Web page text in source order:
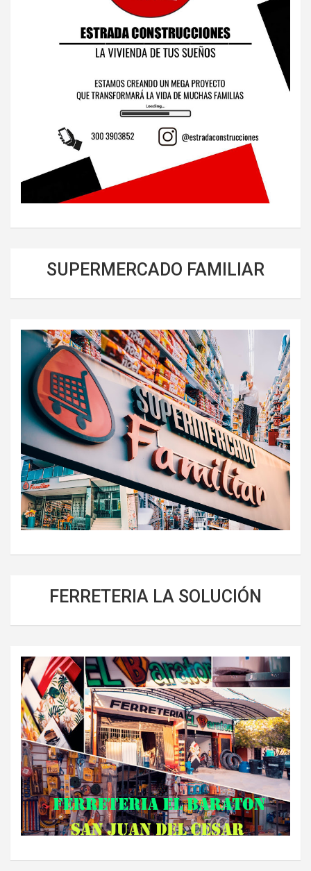
SUPERMERCADO FAMILIAR
FERRETERIA LA SOLUCIÓN